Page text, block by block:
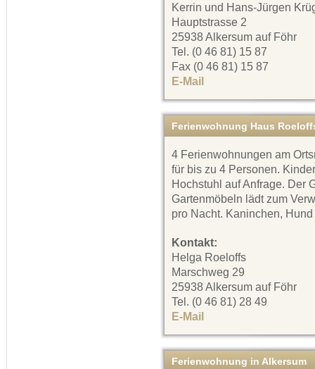
Kerrin und Hans-Jürgen
Hauptstrasse 2
25938 Alkersum auf Föhr
Tel. (0 46 81) 15 87
Fax (0 46 81) 15 87
E-Mail
Ferienwohnung Haus
4 Ferienwohnungen am
für bis zu 4 Personen.
Hochstuhl auf Anfrage. Der
Gartenmöbeln lädt zum
pro Nacht. Kaninchen,
Kontakt:
Helga Roeloffs
Marschweg 29
25938 Alkersum auf Föhr
Tel. (0 46 81) 28 49
E-Mail
Ferienwohnung in Alkersum